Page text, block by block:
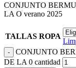
CONJUNTO
LA O verano 2025
TALLAS ROPA
CONJUNTO
DE LA 0 cantidad